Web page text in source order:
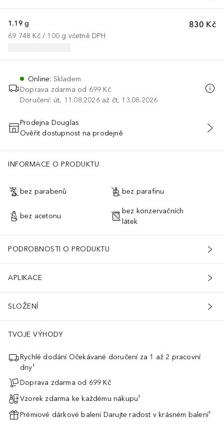
830 Kč
1.19 g
69 748 Kč / 100 g včetně DPH
Online: Skladem
Doprava zdarma od 699 Kč
Doručení: út, 11.08.2026 až čt, 13.08.2026
PŘIDAT DO KOŠÍKU
Prodejna Douglas
Ověřit dostupnost na prodejně
INFORMACE O PRODUKTU
bez parabenů bez parafinu
bez acetonu
bez konzervačních
látek
PODROBNOSTI O PRODUKTU
APLIKACE
SLOŽENÍ
TVOJE VÝHODY
Rychlé dodání Očekávané doručení za 1 až 2 pracovní
dny¹
Doprava zdarma od 699 Kč
Vzorek zdarma ke každému nákupu¹
Prémiové dárkové balení Darujte radost v krásném balení¹